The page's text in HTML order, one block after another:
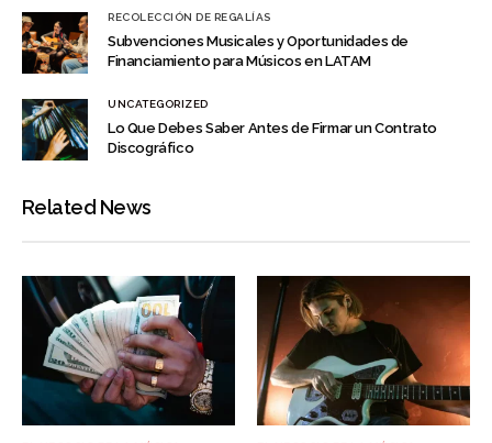
RECOLECCIÓN DE REGALÍAS
Subvenciones Musicales y Oportunidades de
Financiamiento para Músicos en LATAM
UNCATEGORIZED
Lo Que Debes Saber Antes de Firmar un Contrato
Discográfico
Related News